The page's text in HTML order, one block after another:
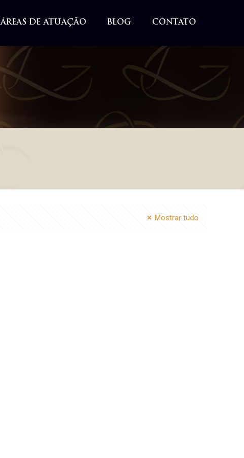
ÁREAS DE ATUAÇÃO BLOG CONTATO
Mostrar tudo